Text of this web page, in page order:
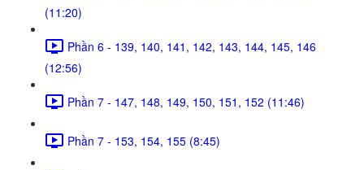
(11:20)
Phần 6 - 139, 140, 141, 142, 143, 144, 145, 146
(12:56)
Phần 7 - 147, 148, 149, 150, 151, 152 (11:46)
Phần 7 - 153, 154, 155 (8:45)